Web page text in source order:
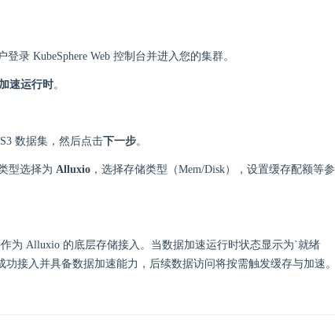
登录 KubeSphere Web 控制台并进入您的集群。
速运行时。
数据集，然后点击下一步。
型选择为 Alluxio ，选择存储类型（Mem/Disk），设置缓存配额等参
为 Alluxio 的底层存储接入。当数据加速运行时状态显示为`就绪
功接入并具备数据加速能力，后续数据访问将按需触发缓存与加速。